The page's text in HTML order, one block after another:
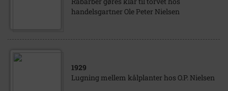
handelsgartner Ole Peter Nielsen
1929
Lugning mellem kålplanter hos O.P. Nielsen